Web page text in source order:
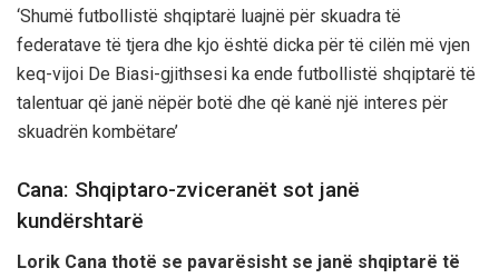
‘Shumë futbollistë shqiptarë luajnë për skuadra të
federatave të tjera dhe kjo është dicka për të cilën më vjen
keq-vijoi De Biasi-gjithsesi ka ende futbollistë shqiptarë të
talentuar që janë nëpër botë dhe që kanë një interes për
skuadrën kombëtare’
Cana: Shqiptaro-zviceranët sot janë
kundërshtarë
Lorik Cana thotë se pavarësisht se janë shqiptarë të